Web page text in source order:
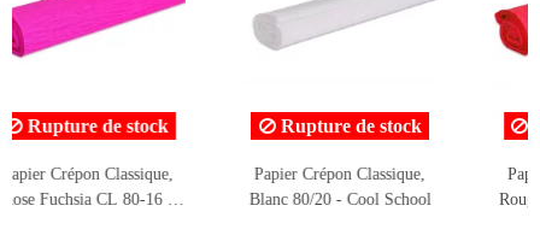
School
Rupture de stock
Papier Crépon Classique,
Rouge 80/01 - Cool School
Papier Crépon
Bleu Ciel 80/09 -